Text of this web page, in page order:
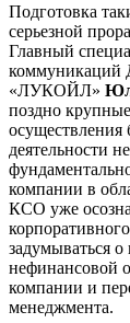
Подготовка
серьезной
Главный
коммуникаций
«ЛУКОЙЛ»
поздно
осуществления
деятельности
компании в
КСО уже
задумываться
нефинансовой
компании и
менеджмента.